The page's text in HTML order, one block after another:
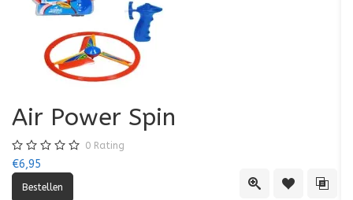
Quick ViewToevoegen
Air Power Spin
0 Rating
€6,95